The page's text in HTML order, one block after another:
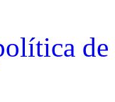
de